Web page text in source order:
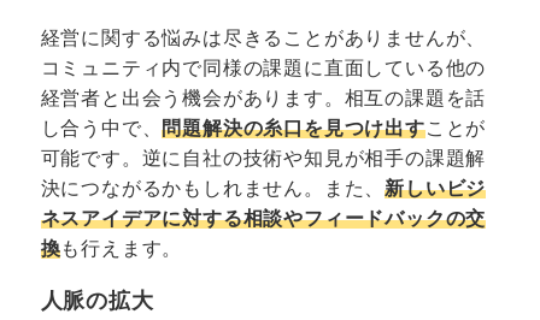
経営に関する悩みは尽きることがありませんが、
コミュニティ内で同様の課題に直面している他の
経営者と出会う機会があります。相互の課題を話
し合う中で、問題解決の糸口を見つけ出すことが
可能です。逆に自社の技術や知見が相手の課題解
決につながるかもしれません。また、新しいビジ
ネスアイデアに対する相談やフィードバックの交
換も行えます。
人脈の拡大